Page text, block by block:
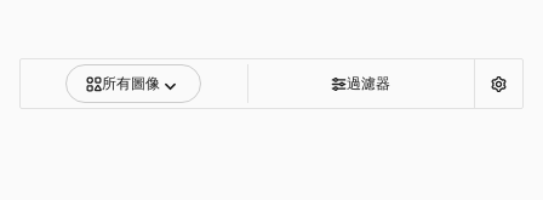
所有圖像 過濾器